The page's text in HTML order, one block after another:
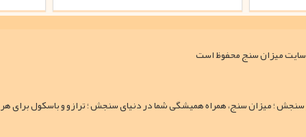
سنجش ؛ میزان سنج، همراه همیشگی شما در دنیای سنجش ؛ ترازو و باسکول برای هر